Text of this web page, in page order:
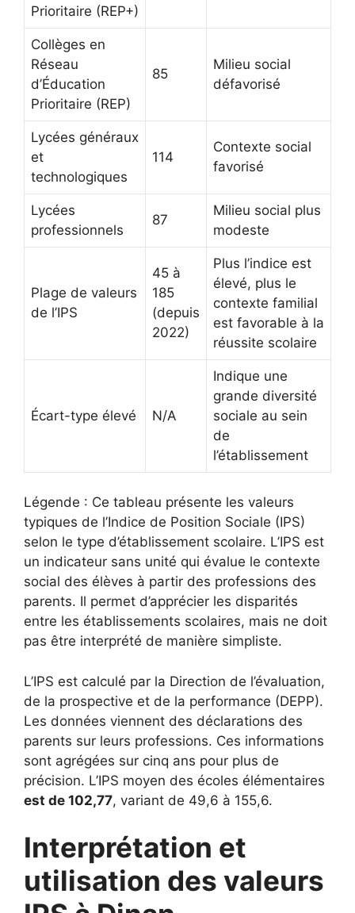
Prioritaire (REP+)
Collèges en
Réseau
d’Éducation
Prioritaire (REP)
85
Milieu social
défavorisé
Lycées généraux
et
technologiques
114
Contexte social
favorisé
Lycées
professionnels
87
Milieu social plus
modeste
Plage de valeurs
de l’IPS
45 à
185
(depuis
2022)
Plus l’indice est
élevé, plus le
contexte familial
est favorable à la
réussite scolaire
Écart-type élevé N/A
Indique une
grande diversité
sociale au sein
de
l’établissement
Légende : Ce tableau présente les valeurs
typiques de l’Indice de Position Sociale (IPS)
selon le type d’établissement scolaire. L’IPS est
un indicateur sans unité qui évalue le contexte
social des élèves à partir des professions des
parents. Il permet d’apprécier les disparités
entre les établissements scolaires, mais ne doit
pas être interprété de manière simpliste.
L’IPS est calculé par la Direction de l’évaluation,
de la prospective et de la performance (DEPP).
Les données viennent des déclarations des
parents sur leurs professions. Ces informations
sont agrégées sur cinq ans pour plus de
précision. L’IPS moyen des écoles élémentaires
est de 102,77, variant de 49,6 à 155,6.
Interprétation et
utilisation des valeurs